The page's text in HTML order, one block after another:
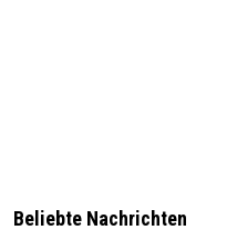
Beliebte Nachrichten